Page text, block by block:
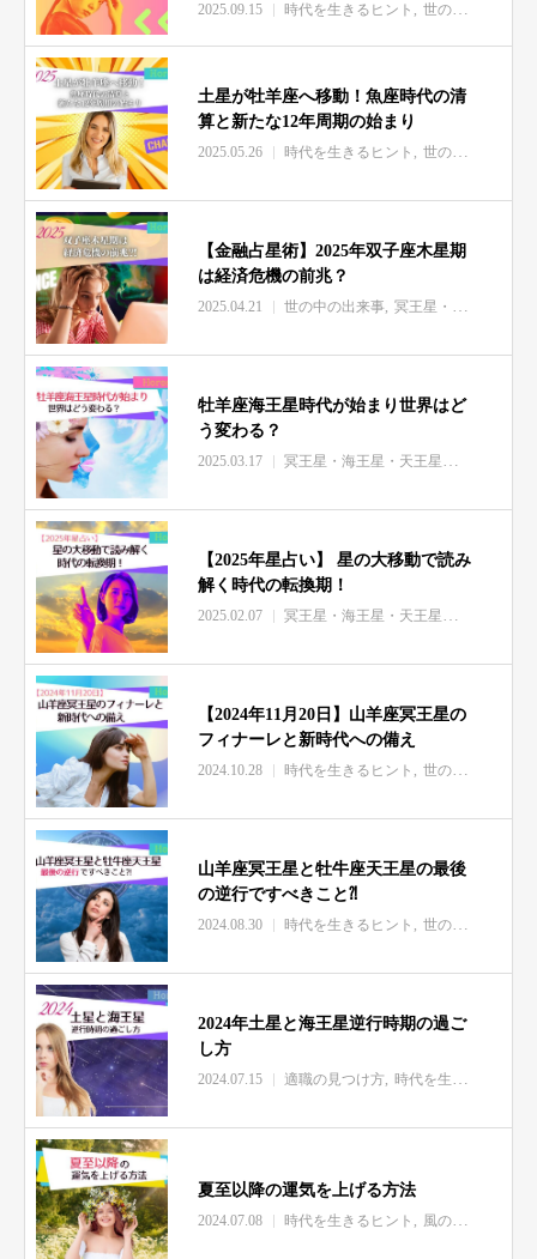
2025.09.15 時代を生きるヒント 世の中の出来事
土星が牡羊座へ移動！魚座時代の清
算と新たな12年周期の始まり
2025.05.26 時代を生きるヒント 世の中の出来事
【金融占星術】2025年双子座木星期
は経済危機の前兆？
2025.04.21 世の中の出来事 冥王星・海王星・天王星の影響
牡羊座海王星時代が始まり世界はど
う変わる？
2025.03.17 冥王星・海王星・天王星の影響
【2025年星占い】 星の大移動で読み
解く時代の転換期！
2025.02.07 冥王星・海王星・天王星の影響
【2024年11月20日】山羊座冥王星の
フィナーレと新時代への備え
2024.10.28 時代を生きるヒント 世の中の出来事
山羊座冥王星と牡牛座天王星の最後
の逆行ですべきこと⁈
2024.08.30 時代を生きるヒント 世の中の出来事
2024年土星と海王星逆行時期の過ご
し方
2024.07.15 適職の見つけ方 時代を生きるヒント
夏至以降の運気を上げる方法
2024.07.08 時代を生きるヒント 風の時代の生き方